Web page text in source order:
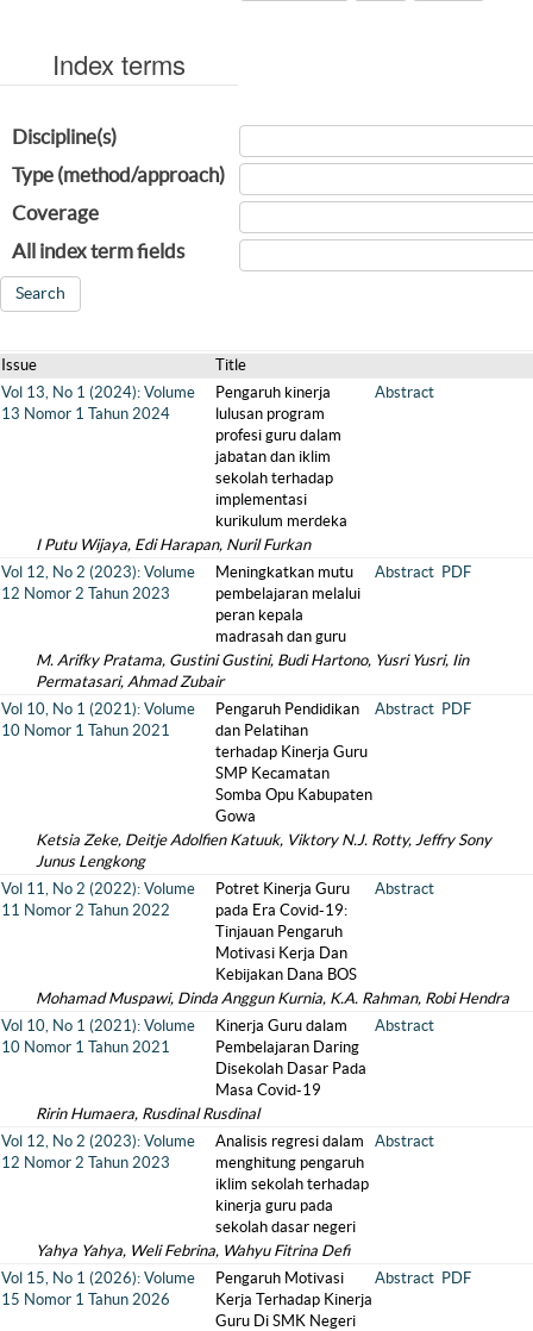
Index terms
Discipline(s)
Type (method/approach)
Coverage
All index term fields
Issue
Title
Vol 13, No 1 (2024): Volume
13 Nomor 1 Tahun 2024
Pengaruh kinerja
lulusan program
profesi guru dalam
jabatan dan iklim
sekolah terhadap
implementasi
kurikulum merdeka
Abstract
I Putu Wijaya, Edi Harapan, Nuril Furkan
Vol 12, No 2 (2023): Volume
12 Nomor 2 Tahun 2023
Meningkatkan mutu
pembelajaran melalui
peran kepala
madrasah dan guru
Abstract PDF
M. Arifky Pratama, Gustini Gustini, Budi Hartono, Yusri Yusri, Iin
Permatasari, Ahmad Zubair
Vol 10, No 1 (2021): Volume
10 Nomor 1 Tahun 2021
Pengaruh Pendidikan
dan Pelatihan
terhadap Kinerja Guru
SMP Kecamatan
Somba Opu Kabupaten
Gowa
Abstract PDF
Ketsia Zeke, Deitje Adolfien Katuuk, Viktory N.J. Rotty, Jeffry Sony
Junus Lengkong
Vol 11, No 2 (2022): Volume
11 Nomor 2 Tahun 2022
Potret Kinerja Guru
pada Era Covid-19:
Tinjauan Pengaruh
Motivasi Kerja Dan
Kebijakan Dana BOS
Abstract
Mohamad Muspawi, Dinda Anggun Kurnia, K.A. Rahman, Robi Hendra
Vol 10, No 1 (2021): Volume
10 Nomor 1 Tahun 2021
Kinerja Guru dalam
Pembelajaran Daring
Disekolah Dasar Pada
Masa Covid-19
Abstract
Ririn Humaera, Rusdinal Rusdinal
Vol 12, No 2 (2023): Volume
12 Nomor 2 Tahun 2023
Analisis regresi dalam
menghitung pengaruh
iklim sekolah terhadap
kinerja guru pada
sekolah dasar negeri
Abstract
Yahya Yahya, Weli Febrina, Wahyu Fitrina Defi
Vol 15, No 1 (2026): Volume
15 Nomor 1 Tahun 2026
Pengaruh Motivasi
Kerja Terhadap Kinerja
Guru Di SMK Negeri
Abstract PDF